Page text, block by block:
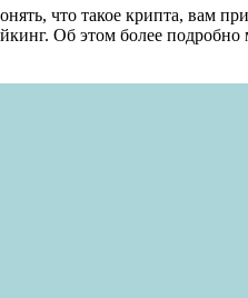
что такое крипта, вам
Об этом более